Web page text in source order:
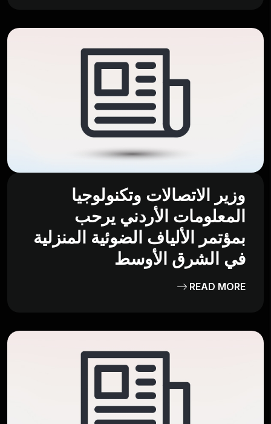
وزير الاتصالات وتكنولوجيا
المعلومات الأردني يرحب
بمؤتمر الألياف الضوئية المنزلية
في الشرق الأوسط
READ MORE